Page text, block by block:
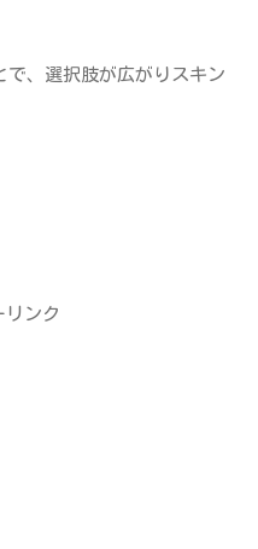
、選択肢が広がりスキン
リンク